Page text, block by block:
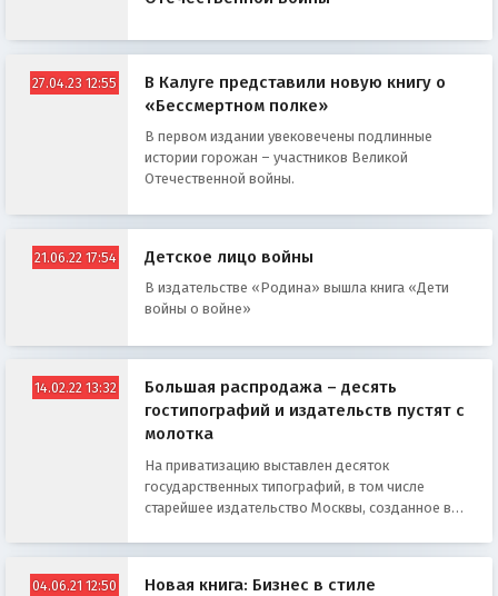
27.04.23 12:55
В Калуге представили новую книгу о
«Бессмертном полке»
В первом издании увековечены подлинные
истории горожан – участников Великой
Отечественной войны.
21.06.22 17:54 Детское лицо войны
В издательстве «Родина» вышла книга «Дети
войны о войне»
14.02.22 13:32
Большая распродажа – десять
гостипографий и издательств пустят с
молотка
На приватизацию выставлен десяток
государственных типографий, в том числе
старейшее издательство Москвы, созданное в
04.06.21 12:50
Новая книга: Бизнес в стиле